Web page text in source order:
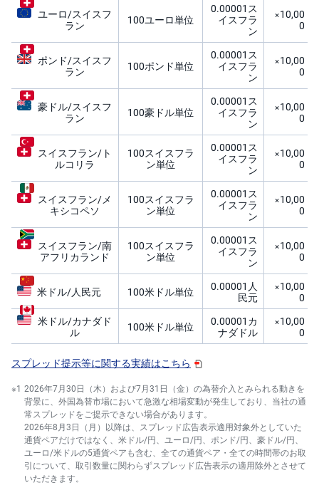
ユーロ/スイスフ
ラン
100ユーロ単位
0.00001ス
イスフラ
ン
×10,00
0
ポンド/スイスフ
ラン
100ポンド単位
0.00001ス
イスフラ
ン
×10,00
0
豪ドル/スイスフ
ラン
100豪ドル単位
0.00001ス
イスフラ
ン
×10,00
0
スイスフラン/ト
ルコリラ
100スイスフラ
ン単位
0.00001ス
イスフラ
ン
×10,00
0
スイスフラン/メ
キシコペソ
100スイスフラ
ン単位
0.00001ス
イスフラ
ン
×10,00
0
スイスフラン/南
アフリカランド
100スイスフラ
ン単位
0.00001ス
イスフラ
ン
×10,00
0
米ドル/人民元 100米ドル単位
0.00001人
民元
×10,00
0
米ドル/カナダド
ル
100米ドル単位
0.00001カ
ナダドル
×10,00
0
スプレッド提示等に関する実績はこちら
2026年7月30日（木）および7月31日（金）の為替介入とみられる動きを
背景に、外国為替市場において急激な相場変動が発生しており、当社の通
常スプレッドをご提示できない場合があります。
2026年8月3日（月）以降は、スプレッド広告表示適用対象外としていた
通貨ペアだけではなく、米ドル/円、ユーロ/円、ポンド/円、豪ドル/円、
ユーロ/米ドルの5通貨ペアも含む、全ての通貨ペア・全ての時間帯のお取
引について、取引数量に関わらずスプレッド広告表示の適用除外とさせて
いただきます。